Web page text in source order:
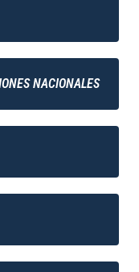
NACIONALES